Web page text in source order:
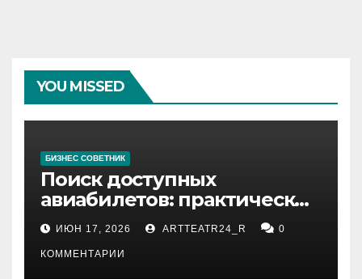
YOU MISSED
БИЗНЕС СОВЕТНИК
Поиск доступных
авиабилетов: практические
рекомендации
ИЮН 17, 2026 ARTTEATR24_R 0
КОММЕНТАРИИ